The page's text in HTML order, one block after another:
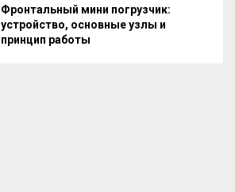
Фронтальный мини погрузчик:
устройство, основные узлы и
принцип работы